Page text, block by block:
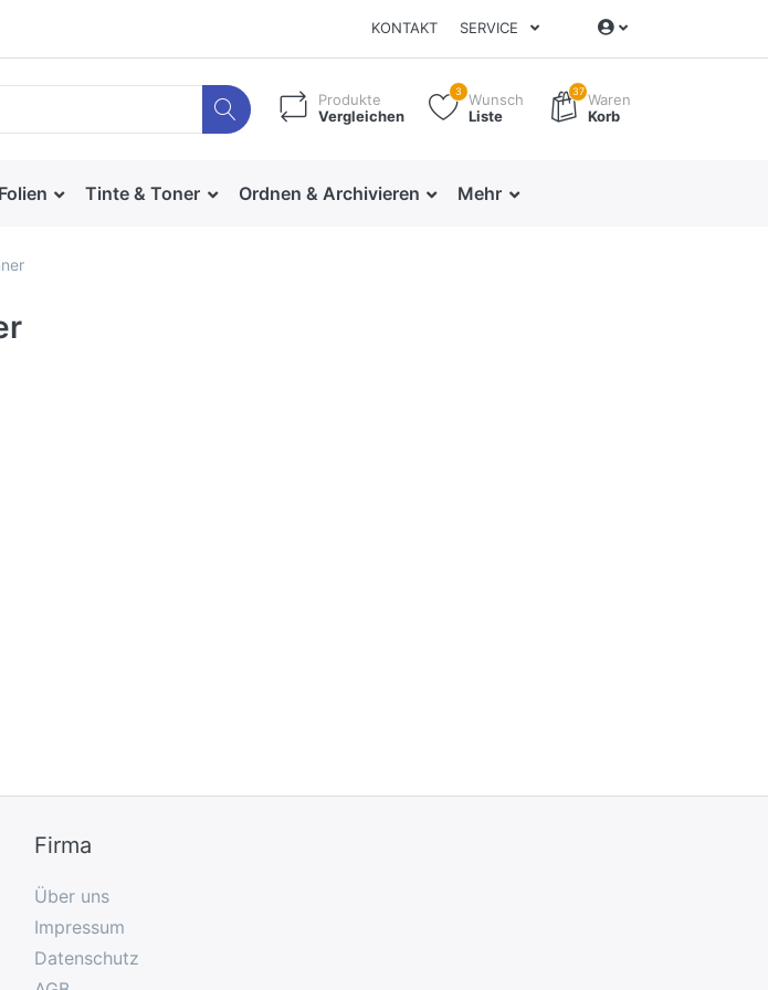
KONTAKT SERVICE
Produkte
Vergleichen
3
Wunsch
Liste
37 Waren
Korb
Tinte & Toner Ordnen & Archivieren Mehr
Firma
Über uns
Impressum
Datenschutz